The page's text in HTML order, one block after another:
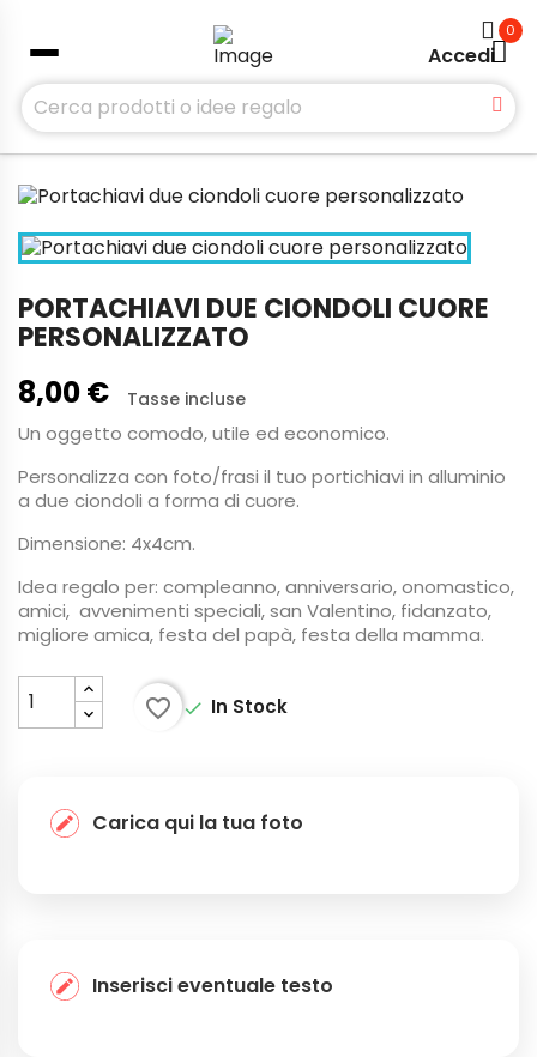
Accedi
0
PORTACHIAVI DUE CIONDOLI CUORE
PERSONALIZZATO
8,00 € Tasse incluse
Un oggetto comodo, utile ed economico.
Personalizza con foto/frasi il tuo portichiavi in alluminio
a due ciondoli a forma di cuore.
Dimensione: 4x4cm.
Idea regalo per: compleanno, anniversario, onomastico,
amici, avvenimenti speciali, san Valentino, fidanzato,
migliore amica, festa del papà, festa della mamma.
favorite_border  In Stock
Carica qui la tua foto
Inserisci eventuale testo